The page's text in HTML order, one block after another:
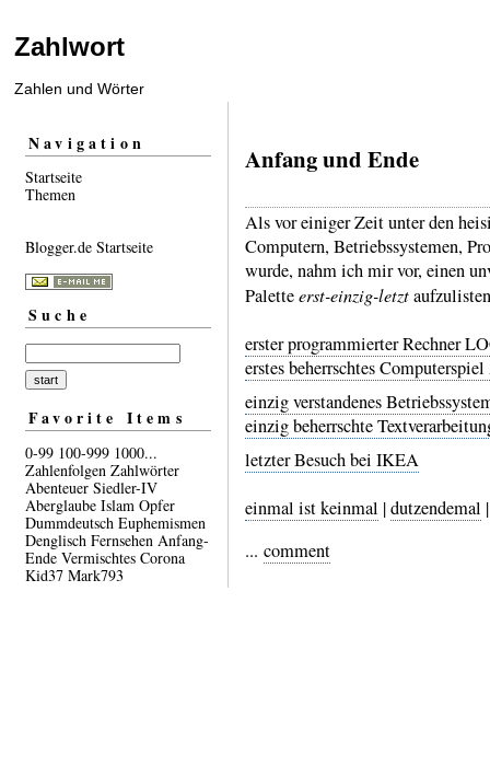
Zahlwort
Zahlen und Wörter
Navigation
Startseite
Themen
Blogger.de Startseite
Suche
Favorite Items
0-99 100-999 1000...
Zahlenfolgen Zahlwörter
Abenteuer Siedler-IV
Aberglaube Islam Opfer
Dummdeutsch Euphemismen
Denglisch Fernsehen Anfang-
Ende Vermischtes Corona
Kid37 Mark793
Anfang und Ende
Als vor einiger Zeit unter den
Computern, Betriebs­systemen,
wurde, nahm ich mir vor, einen
Paletteerst-einzig-letzt
erster programmierter Rechner
erstes beherrschtes
einzig verstandenes
einzig beherrschte
letzter Besuch bei IKEA
einmal ist keinmal |dutzendemal
... comment